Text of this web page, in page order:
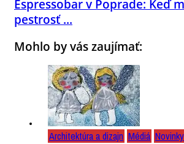
Espressobar v Poprade: Keď
pestrosť ...
Mohlo by vás zaujímať:
Architektúra a dizajn Médiá Novinky